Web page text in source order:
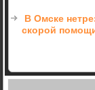
В Омске
скорой